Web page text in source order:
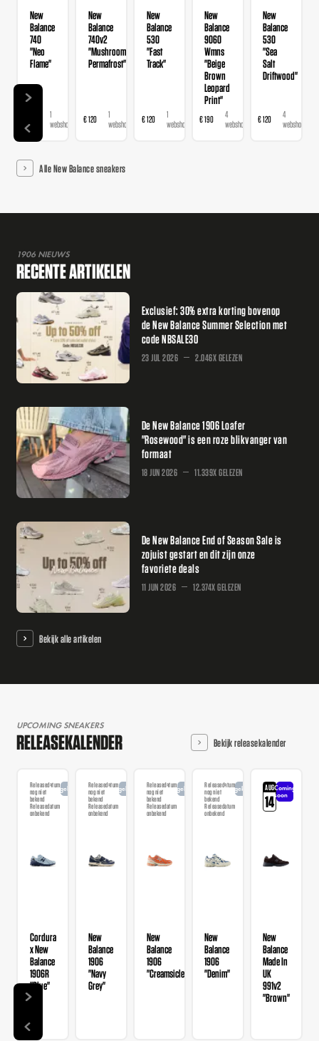
New
Balance
740
"Neo
Flame"
1
webshop
New
Balance
740v2
"Mushroom
Permafrost"
€ 120
1
webshop
New
Balance
530
"Fast
Track"
€ 120
1
webshop
New
Balance
9060
Wmns
"Beige
Brown
Leopard
Print"
€ 190
4
webshops
New
Balance
530
"Sea
Salt
Driftwood"
€ 120
4
webshops
Alle New Balance sneakers
1906 NIEUWS
RECENTE ARTIKELEN
Exclusief: 30% extra korting bovenop
de New Balance Summer Selection met
code NBSALE30
23 JUL 2026 2.046X GELEZEN
De New Balance 1906 Loafer
"Rosewood" is een roze blikvanger van
formaat
18 JUN 2026 11.339X GELEZEN
De New Balance End of Season Sale is
zojuist gestart en dit zijn onze
favoriete deals
11 JUN 2026 12.374X GELEZEN
Bekijk alle artikelen
UPCOMING SNEAKERS
RELEASEKALENDER Bekijk releasekalender
Releasedatum
nog niet
bekend
Releasedatum
onbekend
Aangekondigd
Cordura
x New
Balance
1906R
"Blue"
Releasedatum
nog niet
bekend
Releasedatum
onbekend
Aangekondigd
New
Balance
1906
"Navy
Grey"
Releasedatum
nog niet
bekend
Releasedatum
onbekend
Aangekondigd
New
Balance
1906
"Creamsicle"
Releasedatum
nog niet
bekend
Releasedatum
onbekend
Aangekondigd
New
Balance
1906
"Denim"
AUG
14
Coming
soon
New
Balance
Made In
UK
991v2
"Brown"